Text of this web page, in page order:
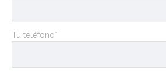
Tu teléfono*